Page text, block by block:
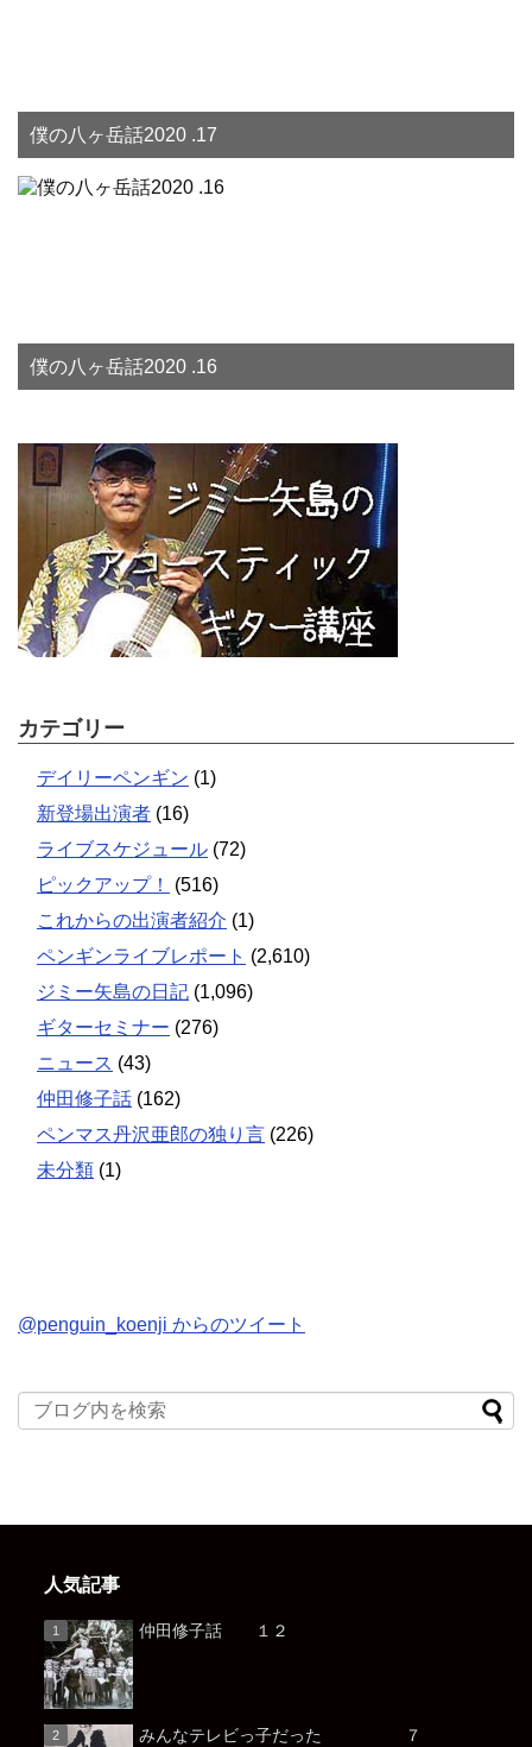
僕の八ヶ岳話2020 .17
僕の八ヶ岳話2020 .16
カテゴリー
デイリーペンギン (1)
新登場出演者 (16)
ライブスケジュール (72)
ピックアップ！
(516)
これからの出演者紹介 (1)
ペンギンライブレポート (2,610)
ジミー矢島の日記 (1,096)
ギターセミナー (276)
ニュース (43)
仲田修子話 (162)
ペンマス丹沢亜郎の独り言 (226)
未分類 (1)
@penguin_koenji からのツイート
人気記事
仲田修子話 １２
みんなテレビっ子だった ７